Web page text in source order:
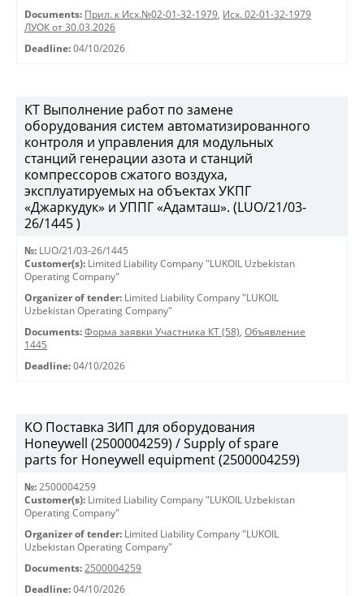
Documents: Прил. к Исх.№02-01-32-1979, Исх. 02-01-32-1979
ЛУОК от 30.03.2026
Deadline: 04/10/2026
KT Выполнение работ по замене
оборудования систем автоматизированного
контроля и управления для модульных
станций генерации азота и станций
компрессоров сжатого воздуха,
эксплуатируемых на объектах УКПГ
«Джаркудук» и УППГ «Адамташ». (LUO/21/03-
26/1445 )
№: LUO/21/03-26/1445
Customer(s): Limited Liability Company "LUKOIL Uzbekistan
Operating Company"
Organizer of tender: Limited Liability Company "LUKOIL
Uzbekistan Operating Company"
Documents: Форма заявки Участника КТ (58), Объявление
1445
Deadline: 04/10/2026
KO Поставка ЗИП для оборудования
Honeywell (2500004259) / Supply of spare
parts for Honeywell equipment (2500004259)
№: 2500004259
Customer(s): Limited Liability Company "LUKOIL Uzbekistan
Operating Company"
Organizer of tender: Limited Liability Company "LUKOIL
Uzbekistan Operating Company"
Documents: 2500004259
Deadline: 04/10/2026